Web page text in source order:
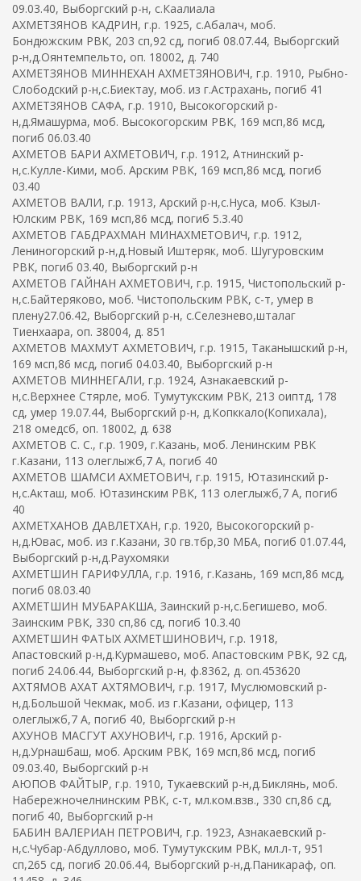
09.03.40, Выборгский р-н, с.Каалиала
АХМЕТЗЯНОВ КАДРИН, г.р. 1925, с.Абалач, моб.
Бондюжским РВК, 203 сп,92 сд, погиб 08.07.44, Выборгский
р-н,д.Оянтемпельто, оп. 18002, д. 740
АХМЕТЗЯНОВ МИННЕХАН АХМЕТЗЯНОВИЧ, г.р. 1910, Рыбно-
Слободский р-н,с.Биектау, моб. из г.Астрахань, погиб 41
АХМЕТЗЯНОВ САФА, г.р. 1910, Высокогорский р-
н,д.Ямашурма, моб. Высокогорским РВК, 169 мсп,86 мсд,
погиб 06.03.40
АХМЕТОВ БАРИ АХМЕТОВИЧ, г.р. 1912, Атнинский р-
н,с.Кулле-Кими, моб. Арским РВК, 169 мсп,86 мсд, погиб
03.40
АХМЕТОВ ВАЛИ, г.р. 1913, Арский р-н,с.Нуса, моб. Кзыл-
Юлским РВК, 169 мсп,86 мсд, погиб 5.3.40
АХМЕТОВ ГАБДРАХМАН МИНАХМЕТОВИЧ, г.р. 1912,
Лениногорский р-н,д.Новый Иштеряк, моб. Шугуровским
РВК, погиб 03.40, Выборгский р-н
АХМЕТОВ ГАЙНАН АХМЕТОВИЧ, г.р. 1915, Чистопольский р-
н,с.Байтеряково, моб. Чистопольским РВК, с-т, умер в
плену27.06.42, Выборгский р-н, с.Селезнево,шталаг
Тиенхаара, оп. 38004, д. 851
АХМЕТОВ МАХМУТ АХМЕТОВИЧ, г.р. 1915, Таканышский р-н,
169 мсп,86 мсд, погиб 04.03.40, Выборгский р-н
АХМЕТОВ МИННЕГАЛИ, г.р. 1924, Азнакаевский р-
н,с.Верхнее Стярле, моб. Тумутукским РВК, 213 оиптд, 178
сд, умер 19.07.44, Выборгский р-н, д.Копккало(Копихала),
218 омедсб, оп. 18002, д. 638
АХМЕТОВ С. С., г.р. 1909, г.Казань, моб. Ленинским РВК
г.Казани, 113 олеглыжб,7 А, погиб 40
АХМЕТОВ ШАМСИ АХМЕТОВИЧ, г.р. 1915, Ютазинский р-
н,с.Акташ, моб. Ютазинским РВК, 113 олеглыжб,7 А, погиб
40
АХМЕТХАНОВ ДАВЛЕТХАН, г.р. 1920, Высокогорский р-
н,д.Ювас, моб. из г.Казани, 30 гв.тбр,30 МБА, погиб 01.07.44,
Выборгский р-н,д.Раухомяки
АХМЕТШИН ГАРИФУЛЛА, г.р. 1916, г.Казань, 169 мсп,86 мсд,
погиб 08.03.40
АХМЕТШИН МУБАРАКША, Заинский р-н,с.Бегишево, моб.
Заинским РВК, 330 сп,86 сд, погиб 10.3.40
АХМЕТШИН ФАТЫХ АХМЕТШИНОВИЧ, г.р. 1918,
Апастовский р-н,д.Курмашево, моб. Апастовским РВК, 92 сд,
погиб 24.06.44, Выборгский р-н, ф.8362, д. оп.453620
АХТЯМОВ АХАТ АХТЯМОВИЧ, г.р. 1917, Муслюмовский р-
н,д.Большой Чекмак, моб. из г.Казани, офицер, 113
олеглыжб,7 А, погиб 40, Выборгский р-н
АХУНОВ МАСГУТ АХУНОВИЧ, г.р. 1916, Арский р-
н,д.Урнашбаш, моб. Арским РВК, 169 мсп,86 мсд, погиб
09.03.40, Выборгский р-н
АЮПОВ ФАЙТЫР, г.р. 1910, Тукаевский р-н,д.Биклянь, моб.
Набережночелнинским РВК, с-т, мл.ком.взв., 330 сп,86 сд,
погиб 40, Выборгский р-н
БАБИН ВАЛЕРИАН ПЕТРОВИЧ, г.р. 1923, Азнакаевский р-
н,с.Чубар-Абдуллово, моб. Тумутукским РВК, мл.л-т, 951
сп,265 сд, погиб 20.06.44, Выборгский р-н,д.Паникараф, оп.